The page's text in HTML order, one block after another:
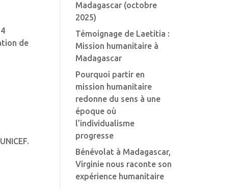
de
Madagascar (octobre
2025)
Témoignage de Laetitia :
Mission humanitaire à
Madagascar
Pourquoi partir en
mission humanitaire
redonne du sens à une
époque où
l’individualisme
progresse
Bénévolat à Madagascar,
Virginie nous raconte son
expérience humanitaire